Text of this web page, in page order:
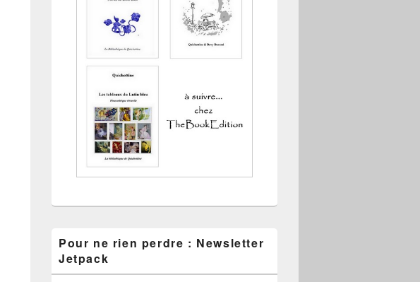
Pour ne rien perdre : Newsletter
Jetpack